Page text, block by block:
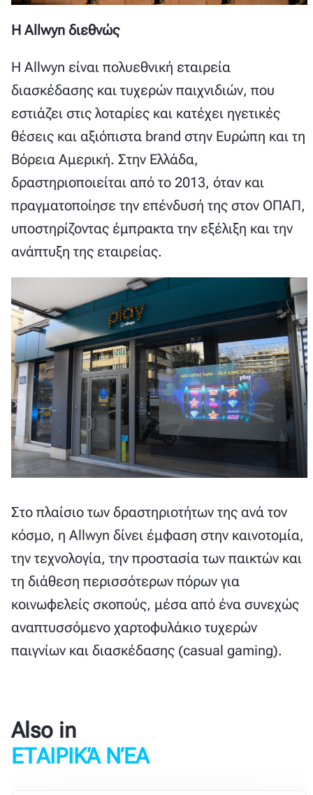
Η Allwyn διεθνώς
Η Allwyn είναι πολυεθνική εταιρεία
διασκέδασης και τυχερών παιχνιδιών, που
εστιάζει στις λοταρίες και κατέχει ηγετικές
θέσεις και αξιόπιστα brand στην Ευρώπη και τη
Βόρεια Αμερική. Στην Ελλάδα,
δραστηριοποιείται από το 2013, όταν και
πραγματοποίησε την επένδυσή της στον ΟΠΑΠ,
υποστηρίζοντας έμπρακτα την εξέλιξη και την
ανάπτυξη της εταιρείας.
Στο πλαίσιο των δραστηριοτήτων της ανά τον
κόσμο, η Allwyn δίνει έμφαση στην καινοτομία,
την τεχνολογία, την προστασία των παικτών και
τη διάθεση περισσότερων πόρων για
κοινωφελείς σκοπούς, μέσα από ένα συνεχώς
αναπτυσσόμενο χαρτοφυλάκιο τυχερών
παιγνίων και διασκέδασης (casual gaming).
Also in
ΕΤΑΙΡΙΚΆ ΝΈΑ